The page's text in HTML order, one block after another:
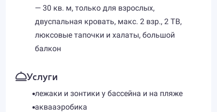
— 30 кв. м, только для взрослых,
двуспальная кровать, макс. 2 взр., 2 ТВ,
люксовые тапочки и халаты, большой
балкон
Услуги
лежаки и зонтики у бассейна и на пляже
аквааэробика